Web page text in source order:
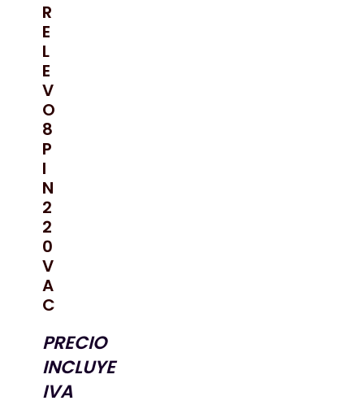
R
E
L
E
V
O
8
P
I
N
2
2
0
V
A
C
PRECIO
INCLUYE
IVA